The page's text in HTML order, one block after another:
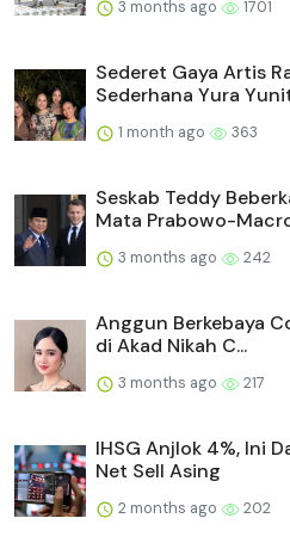
3 months ago 1701
Sederet Gaya Artis
Sederhana Yura
1 month ago 363
Seskab Teddy
Mata Prabowo-
3 months ago 242
Anggun Berkebaya
di Akad Nikah C...
3 months ago 217
IHSG Anjlok 4%, Ini
Net Sell Asing
2 months ago 202